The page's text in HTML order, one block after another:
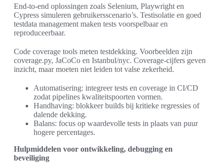
End-to-end oplossingen zoals Selenium, Playwright en
Cypress simuleren gebruikersscenario’s. Testisolatie en goed
testdata management maken tests voorspelbaar en
reproduceerbaar.
Code coverage tools meten testdekking. Voorbeelden zijn
coverage.py, JaCoCo en Istanbul/nyc. Coverage-cijfers geven
inzicht, maar moeten niet leiden tot valse zekerheid.
Automatisering: integreer tests en coverage in CI/CD
zodat pipelines kwaliteitspoorten vormen.
Handhaving: blokkeer builds bij kritieke regressies of
dalende dekking.
Balans: focus op waardevolle tests in plaats van puur
hogere percentages.
Hulpmiddelen voor ontwikkeling, debugging en
beveiliging